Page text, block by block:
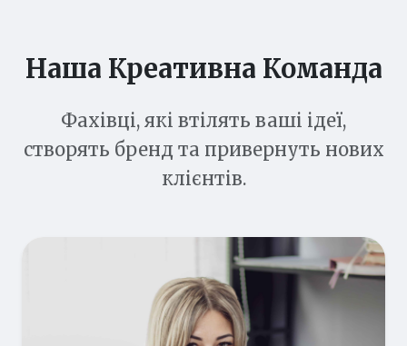
Наша Креативна Команда
Фахівці, які втілять ваші ідеї,
створять бренд та привернуть нових
клієнтів.